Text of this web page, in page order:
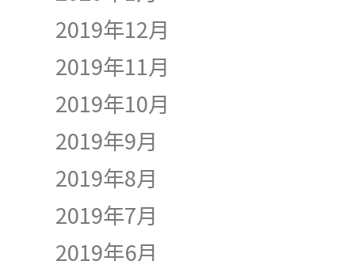
2019年12月
2019年11月
2019年10月
2019年9月
2019年8月
2019年7月
2019年6月